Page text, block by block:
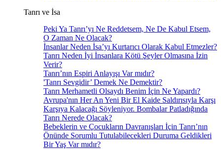
Tanrı ve İsa
Peki Ya Tanrı’yı Ne Reddetsem, Ne De Kabul Etsem,
O Zaman Ne Olacak?
İnsanlar Neden İsa’yı Kurtarıcı Olarak Kabul Etmezler?
Tanrı Neden İyi İnsanlara Kötü Şeyler Olmasına İzin
Verir?
Tanrı’nın Espiri Anlayışı Var mıdır?
'Tanrı Sevgidir’ Demek Ne Demektir?
Tanrı Merhametli Olsaydı Benim İçin Ne Yapardı?
Avrupa'nın Her An Yeni Bir El Kaide Saldırısıyla Karşı
Karşıya Kalacağı Söyleniyor. Bombalar Patladığında
Tanrı Nerede Olacak?
Bebeklerin ve Çocukların Davranışları İçin Tanrı’nın
Önünde Sorumlu Tutulabilecekleri Duruma Geldikleri
Bir Yaş Var mıdır?